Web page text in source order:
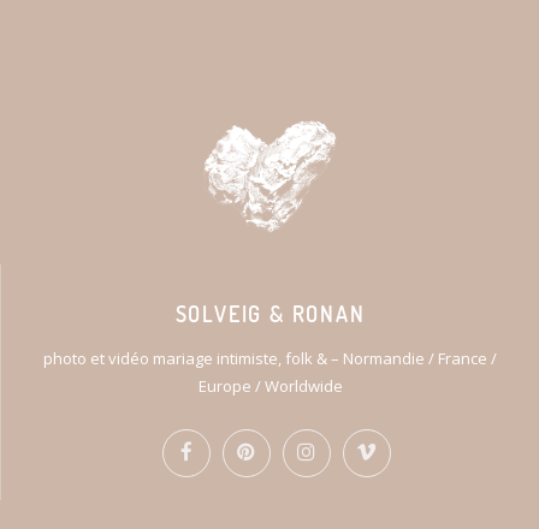
SOLVEIG & RONAN
photo et vidéo mariage intimiste, folk & – Normandie / France /
Europe / Worldwide